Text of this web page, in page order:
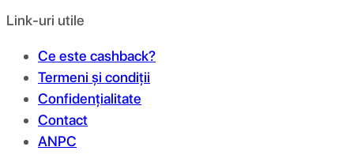
Link-uri utile
Ce este cashback?
Termeni și condiții
Confidențialitate
Contact
ANPC